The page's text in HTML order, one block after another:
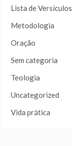
Lista de Versículos
Metodologia
Oração
Sem categoria
Teologia
Uncategorized
Vida prática